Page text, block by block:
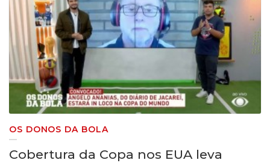
OS DONOS DA BOLA
Cobertura da Copa nos EUA leva